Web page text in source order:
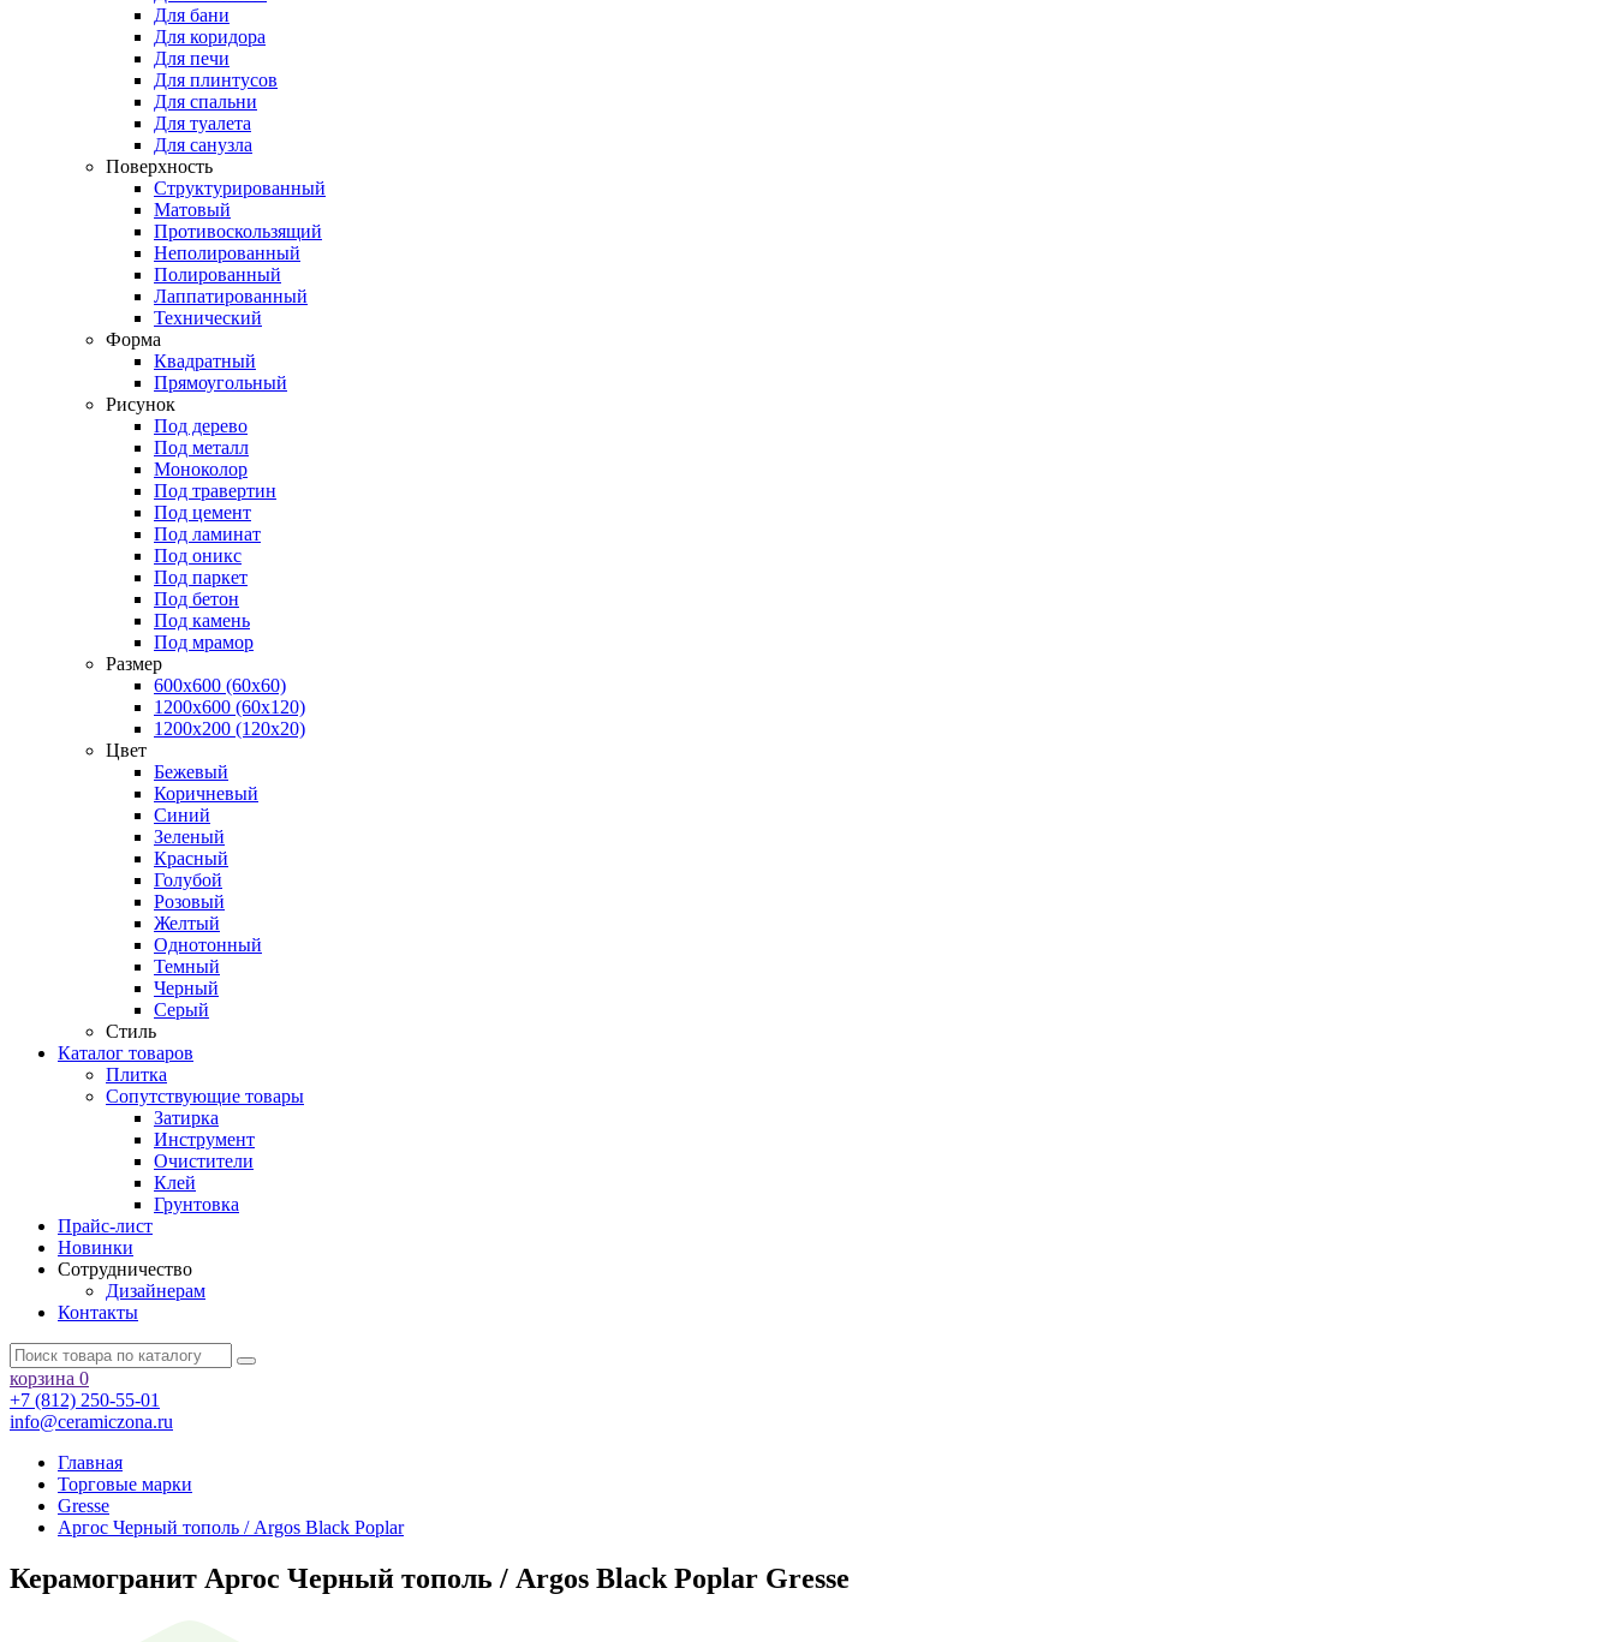
Для бани
Для коридора
Для печи
Для плинтусов
Для спальни
Для туалета
Для санузла
Поверхность
Структурированный
Матовый
Противоскользящий
Неполированный
Полированный
Лаппатированный
Технический
Форма
Квадратный
Прямоугольный
Рисунок
Под дерево
Под металл
Моноколор
Под травертин
Под цемент
Под ламинат
Под оникс
Под паркет
Под бетон
Под камень
Под мрамор
Размер
600х600 (60х60)
1200х600 (60х120)
1200х200 (120x20)
Цвет
Бежевый
Коричневый
Синий
Зеленый
Красный
Голубой
Розовый
Желтый
Однотонный
Темный
Черный
Серый
Стиль
Каталог товаров
Плитка
Сопутствующие товары
Затирка
Инструмент
Очистители
Клей
Грунтовка
Прайс-лист
Новинки
Сотрудничество
Дизайнерам
Контакты
корзина 0
+7 (812) 250-55-01
info@ceramiczona.ru
Главная
Торговые марки
Gresse
Аргос Черный тополь / Argos Black Poplar
Керамогранит Аргос Черный тополь / Argos Black Poplar Gresse